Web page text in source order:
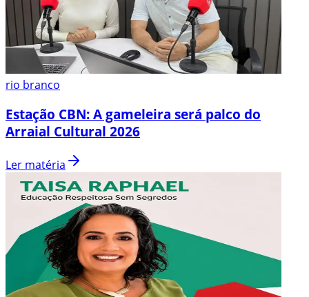
rio branco
Estação CBN: A gameleira será palco do
Arraial Cultural 2026
Ler matéria